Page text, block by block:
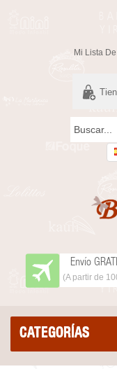
Mi Lista
Envío
(A partir de
CATEGORÍAS